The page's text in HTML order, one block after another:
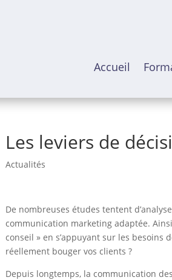
Accueil
Les leviers de
Actualités
De nombreuses études tentent
communication marketing adaptée.
conseil » en s’appuyant sur les besoins
réellement bouger vos clients ?
Depuis longtemps, la communication